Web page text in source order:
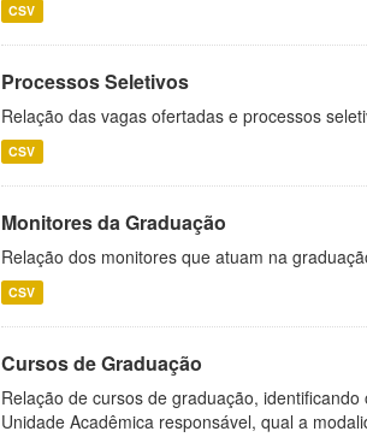
CSV
Processos Seletivos
Relação das vagas ofertadas e processos
CSV
Monitores da Graduação
Relação dos monitores que atuam na
CSV
Cursos de Graduação
Relação de cursos de graduação,
Unidade Acadêmica responsável, qual a